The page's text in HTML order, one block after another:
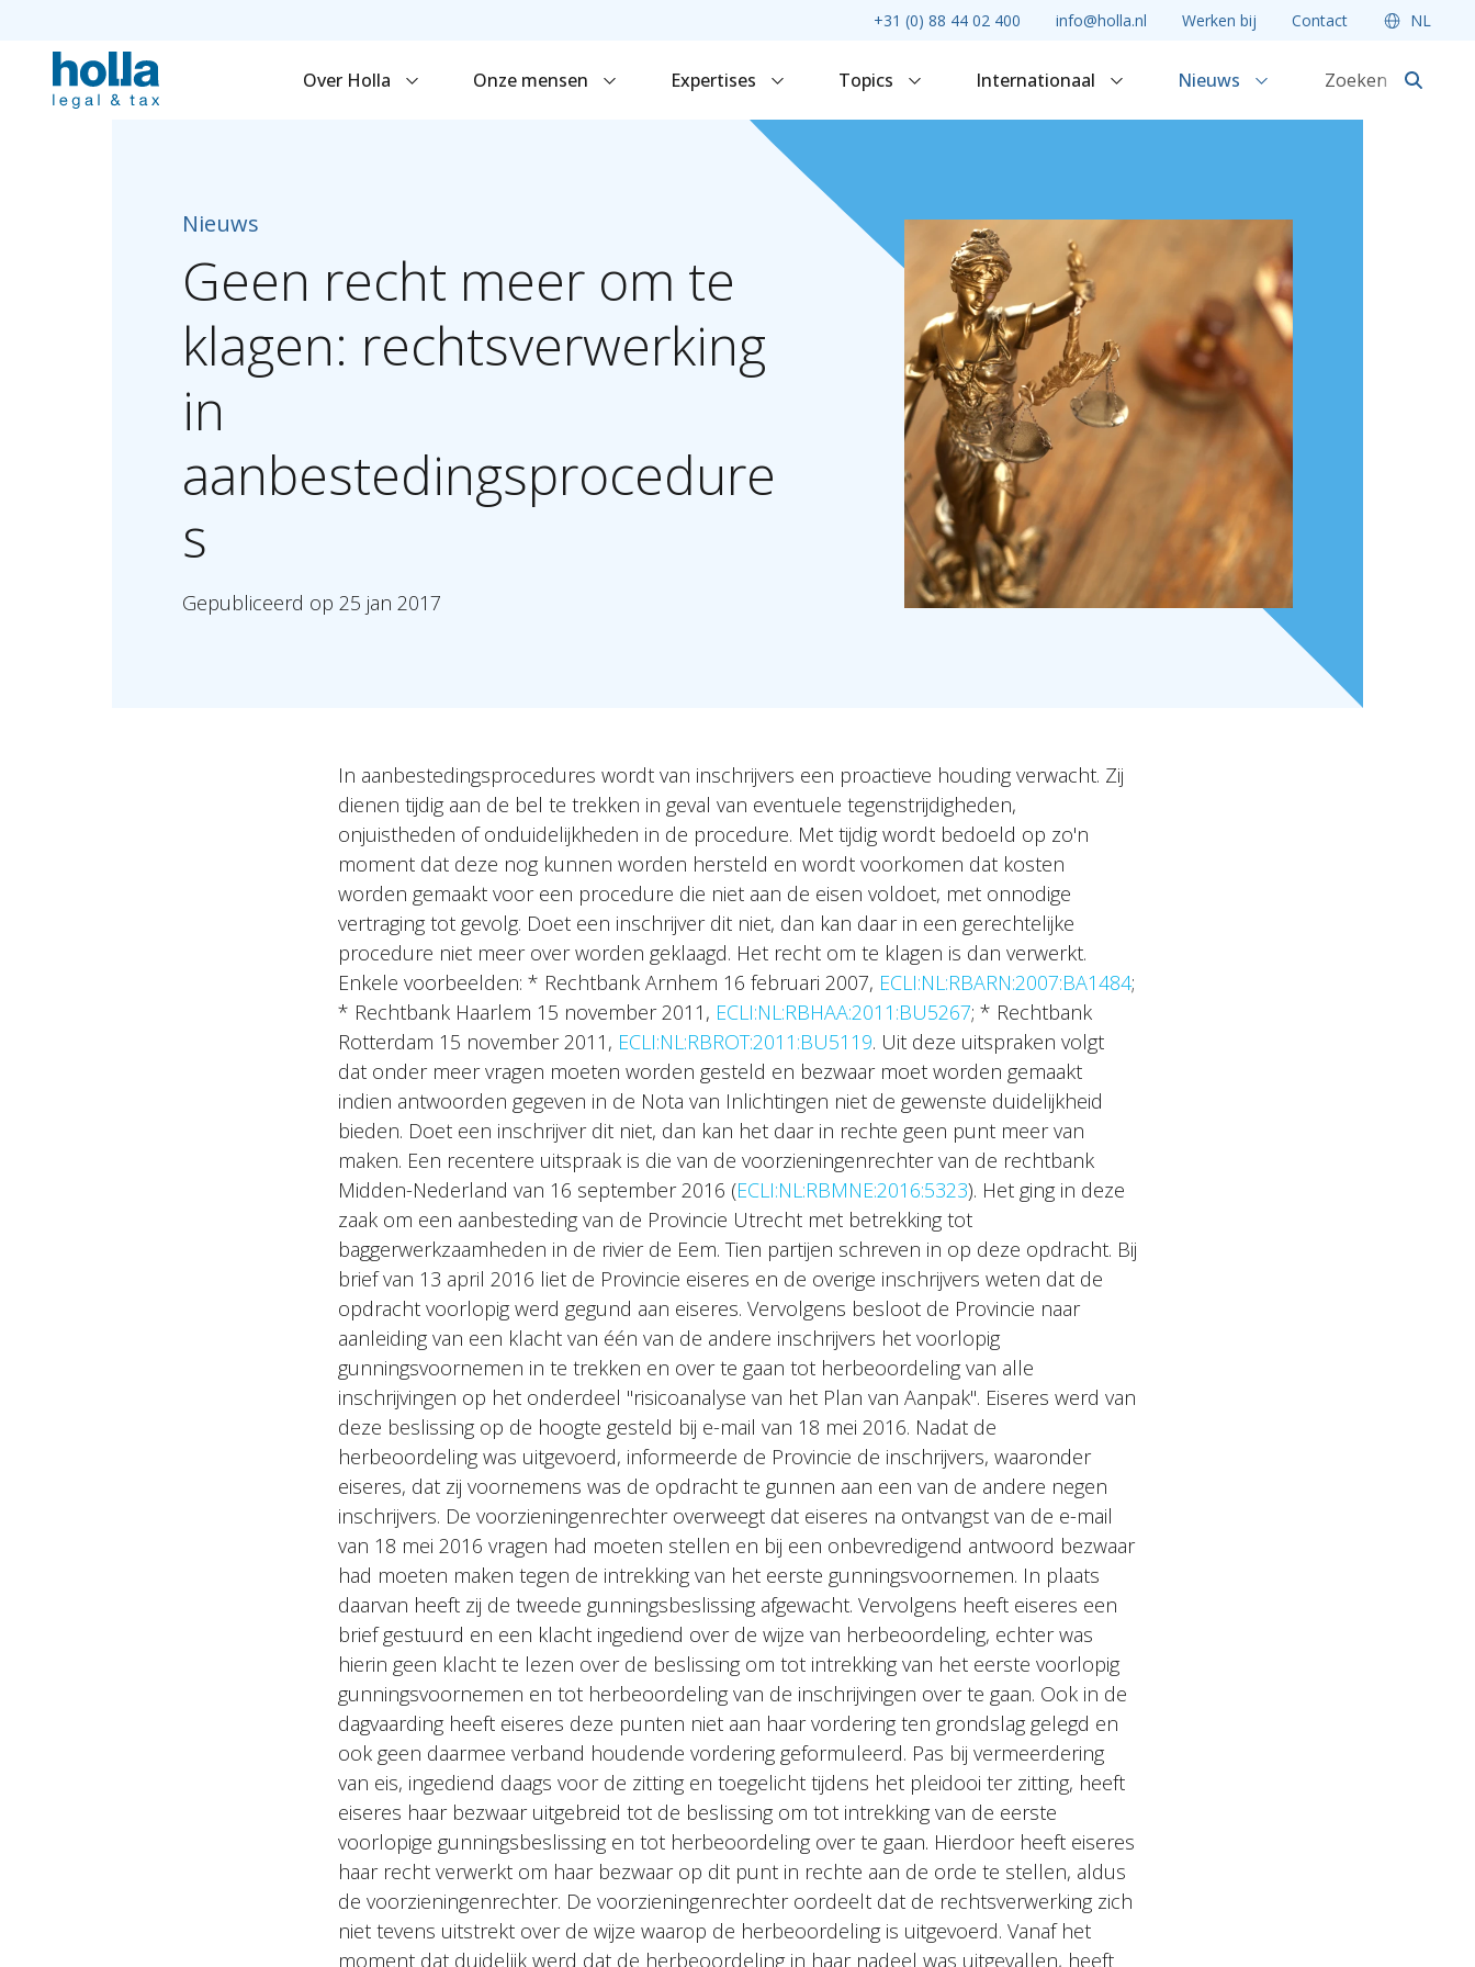
+31 (0) 88 44 02 400 info@holla.nl Werken bij Contact NL
Over Holla Onze mensen Expertises Topics Internationaal Nieuws
Nieuws
Geen recht meer om te
klagen: rechtsverwerking
in
aanbestedingsprocedure
s
Gepubliceerd op 25 jan 2017
In aanbestedingsprocedures wordt van inschrijvers een proactieve houding verwacht. Zij
dienen tijdig aan de bel te trekken in geval van eventuele tegenstrijdigheden,
onjuistheden of onduidelijkheden in de procedure. Met tijdig wordt bedoeld op zo'n
moment dat deze nog kunnen worden hersteld en wordt voorkomen dat kosten
worden gemaakt voor een procedure die niet aan de eisen voldoet, met onnodige
vertraging tot gevolg. Doet een inschrijver dit niet, dan kan daar in een gerechtelijke
procedure niet meer over worden geklaagd. Het recht om te klagen is dan verwerkt.
Enkele voorbeelden: * Rechtbank Arnhem 16 februari 2007, ECLI:NL:RBARN:2007:BA1484;
* Rechtbank Haarlem 15 november 2011, ECLI:NL:RBHAA:2011:BU5267; * Rechtbank
Rotterdam 15 november 2011, ECLI:NL:RBROT:2011:BU5119. Uit deze uitspraken volgt
dat onder meer vragen moeten worden gesteld en bezwaar moet worden gemaakt
indien antwoorden gegeven in de Nota van Inlichtingen niet de gewenste duidelijkheid
bieden. Doet een inschrijver dit niet, dan kan het daar in rechte geen punt meer van
maken. Een recentere uitspraak is die van de voorzieningenrechter van de rechtbank
Midden-Nederland van 16 september 2016 (ECLI:NL:RBMNE:2016:5323). Het ging in deze
zaak om een aanbesteding van de Provincie Utrecht met betrekking tot
baggerwerkzaamheden in de rivier de Eem. Tien partijen schreven in op deze opdracht. Bij
brief van 13 april 2016 liet de Provincie eiseres en de overige inschrijvers weten dat de
opdracht voorlopig werd gegund aan eiseres. Vervolgens besloot de Provincie naar
aanleiding van een klacht van één van de andere inschrijvers het voorlopig
gunningsvoornemen in te trekken en over te gaan tot herbeoordeling van alle
inschrijvingen op het onderdeel "risicoanalyse van het Plan van Aanpak". Eiseres werd van
deze beslissing op de hoogte gesteld bij e-mail van 18 mei 2016. Nadat de
herbeoordeling was uitgevoerd, informeerde de Provincie de inschrijvers, waaronder
eiseres, dat zij voornemens was de opdracht te gunnen aan een van de andere negen
inschrijvers. De voorzieningenrechter overweegt dat eiseres na ontvangst van de e-mail
van 18 mei 2016 vragen had moeten stellen en bij een onbevredigend antwoord bezwaar
had moeten maken tegen de intrekking van het eerste gunningsvoornemen. In plaats
daarvan heeft zij de tweede gunningsbeslissing afgewacht. Vervolgens heeft eiseres een
brief gestuurd en een klacht ingediend over de wijze van herbeoordeling, echter was
hierin geen klacht te lezen over de beslissing om tot intrekking van het eerste voorlopig
gunningsvoornemen en tot herbeoordeling van de inschrijvingen over te gaan. Ook in de
dagvaarding heeft eiseres deze punten niet aan haar vordering ten grondslag gelegd en
ook geen daarmee verband houdende vordering geformuleerd. Pas bij vermeerdering
van eis, ingediend daags voor de zitting en toegelicht tijdens het pleidooi ter zitting, heeft
eiseres haar bezwaar uitgebreid tot de beslissing om tot intrekking van de eerste
voorlopige gunningsbeslissing en tot herbeoordeling over te gaan. Hierdoor heeft eiseres
haar recht verwerkt om haar bezwaar op dit punt in rechte aan de orde te stellen, aldus
de voorzieningenrechter. De voorzieningenrechter oordeelt dat de rechtsverwerking zich
niet tevens uitstrekt over de wijze waarop de herbeoordeling is uitgevoerd. Vanaf het
moment dat duidelijk werd dat de herbeoordeling in haar nadeel was uitgevallen, heeft